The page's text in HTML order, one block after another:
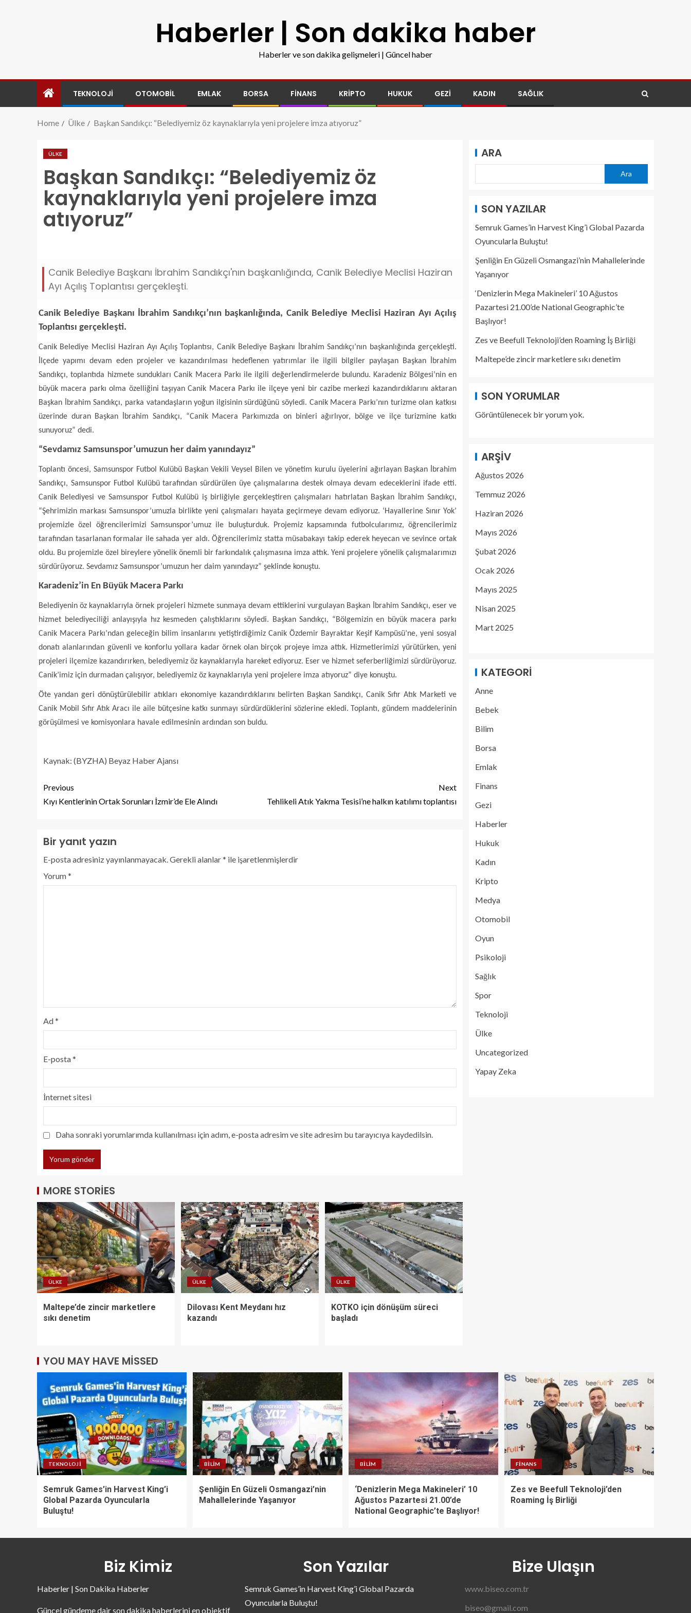
Haberler | Son dakika haber
Haberler ve son dakika gelişmeleri | Güncel haber
TEKNOLOJI OTOMOBIL EMLAK BORSA FINANS KRIPTO HUKUK GEZI KADIN SAĞLIK
Home Ülke Başkan Sandıkçı: “Belediyemiz öz kaynaklarıyla yeni projelere imza atıyoruz”
ÜLKE
Başkan Sandıkçı: “Belediyemiz öz
kaynaklarıyla yeni projelere imza
atıyoruz”
Canik Belediye Başkanı İbrahim Sandıkçı'nın başkanlığında, Canik Belediye Meclisi Haziran
Ayı Açılış Toplantısı gerçekleşti.
Canik Belediye Başkanı İbrahim Sandıkçı’nın başkanlığında, Canik Belediye Meclisi Haziran Ayı Açılış
Toplantısı gerçekleşti.
Canik Belediye Meclisi Haziran Ayı Açılış Toplantısı, Canik Belediye Başkanı İbrahim Sandıkçı’nın başkanlığında gerçekleşti.
İlçede yapımı devam eden projeler ve kazandırılması hedeflenen yatırımlar ile ilgili bilgiler paylaşan Başkan İbrahim
Sandıkçı, toplantıda hizmete sundukları Canik Macera Parkı ile ilgili değerlendirmelerde bulundu. Karadeniz Bölgesi’nin en
büyük macera parkı olma özelliğini taşıyan Canik Macera Parkı ile ilçeye yeni bir cazibe merkezi kazandırdıklarını aktaran
Başkan İbrahim Sandıkçı, parka vatandaşların yoğun ilgisinin sürdüğünü söyledi. Canik Macera Parkı’nın turizme olan katkısı
üzerinde duran Başkan İbrahim Sandıkçı, “Canik Macera Parkımızda on binleri ağırlıyor, bölge ve ilçe turizmine katkı
sunuyoruz” dedi.
“Sevdamız Samsunspor’umuzun her daim yanındayız”
Toplantı öncesi, Samsunspor Futbol Kulübü Başkan Vekili Veysel Bilen ve yönetim kurulu üyelerini ağırlayan Başkan İbrahim
Sandıkçı, Samsunspor Futbol Kulübü tarafından sürdürülen üye çalışmalarına destek olmaya devam edeceklerini ifade etti.
Canik Belediyesi ve Samsunspor Futbol Kulübü iş birliğiyle gerçekleştiren çalışmaları hatırlatan Başkan İbrahim Sandıkçı,
“Şehrimizin markası Samsunspor’umuzla birlikte yeni çalışmaları hayata geçirmeye devam ediyoruz. ‘Hayallerine Sınır Yok’
projemizle özel öğrencilerimizi Samsunspor’umuz ile buluşturduk. Projemiz kapsamında futbolcularımız, öğrencilerimiz
tarafından tasarlanan formalar ile sahada yer aldı. Öğrencilerimiz statta müsabakayı takip ederek heyecan ve sevince ortak
oldu. Bu projemizle özel bireylere yönelik önemli bir farkındalık çalışmasına imza attık. Yeni projelere yönelik çalışmalarımızı
sürdürüyoruz. Sevdamız Samsunspor’umuzun her daim yanındayız” şeklinde konuştu.
Karadeniz’in En Büyük Macera Parkı
Belediyenin öz kaynaklarıyla örnek projeleri hizmete sunmaya devam ettiklerini vurgulayan Başkan İbrahim Sandıkçı, eser ve
hizmet belediyeciliği anlayışıyla hız kesmeden çalıştıklarını söyledi. Başkan Sandıkçı, “Bölgemizin en büyük macera parkı
Canik Macera Parkı’ndan geleceğin bilim insanlarını yetiştirdiğimiz Canik Özdemir Bayraktar Keşif Kampüsü’ne, yeni sosyal
donatı alanlarından güvenli ve konforlu yollara kadar örnek olan birçok projeye imza attık. Hizmetlerimizi yürütürken, yeni
projeleri ilçemize kazandırırken, belediyemiz öz kaynaklarıyla hareket ediyoruz. Eser ve hizmet seferberliğimizi sürdürüyoruz.
Canik’imiz için durmadan çalışıyor, belediyemiz öz kaynaklarıyla yeni projelere imza atıyoruz” diye konuştu.
Öte yandan geri dönüştürülebilir atıkları ekonomiye kazandırdıklarını belirten Başkan Sandıkçı, Canik Sıfır Atık Marketi ve
Canik Mobil Sıfır Atık Aracı ile aile bütçesine katkı sunmayı sürdürdüklerini sözlerine ekledi. Toplantı, gündem maddelerinin
görüşülmesi ve komisyonlara havale edilmesinin ardından son buldu.
Kaynak: (BYZHA) Beyaz Haber Ajansı
Previous
Kıyı Kentlerinin Ortak Sorunları İzmir’de Ele Alındı
Next
Tehlikeli Atık Yakma Tesisi’ne halkın katılımı toplantısı
Bir yanıt yazın
E-posta adresiniz yayınlanmayacak.Gerekli alanlar* ile işaretlenmişlerdir
Yorum*
Ad*
E-posta*
İnternet sitesi
Daha sonraki yorumlarımda kullanılması için adım, e-posta adresim ve site adresim bu tarayıcıya kaydedilsin.
MORE STORIES
ÜLKE
Maltepe’de zincir marketlere
sıkı denetim
ÜLKE
Dilovası Kent Meydanı hız
kazandı
ÜLKE
KOTKO için dönüşüm süreci
başladı
ARA
Ara
SON YAZILAR
Semruk Games’in Harvest King’i Global Pazarda
Oyuncularla Buluştu!
Şenliğin En Güzeli Osmangazi’nin Mahallelerinde
Yaşanıyor
‘Denizlerin Mega Makineleri’ 10 Ağustos
Pazartesi 21.00’de National Geographic’te
Başlıyor!
Zes ve Beefull Teknoloji’den Roaming İş Birliği
Maltepe’de zincir marketlere sıkı denetim
SON YORUMLAR
Görüntülenecek bir yorum yok.
ARŞIV
Ağustos 2026
Temmuz 2026
Haziran 2026
Mayıs 2026
Şubat 2026
Ocak 2026
Mayıs 2025
Nisan 2025
Mart 2025
KATEGORI
Anne
Bebek
Bilim
Borsa
Emlak
Finans
Gezi
Haberler
Hukuk
Kadın
Kripto
Medya
Otomobil
Oyun
Psikoloji
Sağlık
Spor
Teknoloji
Ülke
Uncategorized
Yapay Zeka
YOU MAY HAVE MISSED
TEKNOLOJI
Semruk Games’in Harvest King’i
Global Pazarda Oyuncularla
Buluştu!
BILIM
Şenliğin En Güzeli Osmangazi’nin
Mahallelerinde Yaşanıyor
BILIM
‘Denizlerin Mega Makineleri’ 10
Ağustos Pazartesi 21.00’de
National Geographic’te Başlıyor!
FINANS
Zes ve Beefull Teknoloji’den
Roaming İş Birliği
Biz Kimiz
Haberler | Son Dakika Haberler
Güncel gündeme dair son dakika haberlerini en objektif
Son Yazılar
Semruk Games’in Harvest King’i Global Pazarda
Oyuncularla Buluştu!
Bize Ulaşın
www.biseo.com.tr
biseo@gmail.com